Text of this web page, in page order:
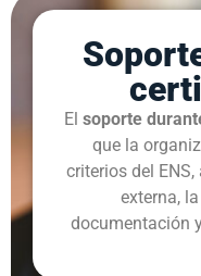
El soporte
que la
criterios del
externa,
documentación